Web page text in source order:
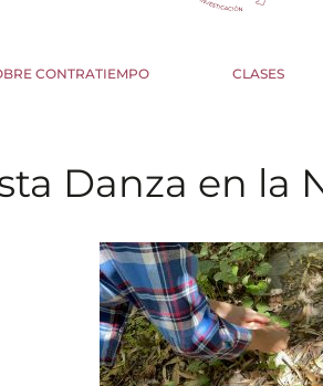
CONTRATIEMPO CLASES
Danza en la